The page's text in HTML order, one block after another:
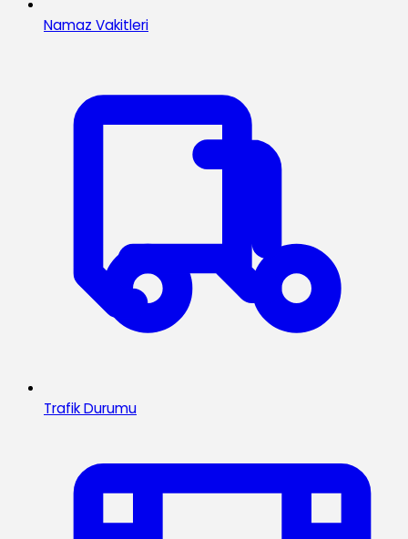
Namaz Vakitleri
Trafik Durumu